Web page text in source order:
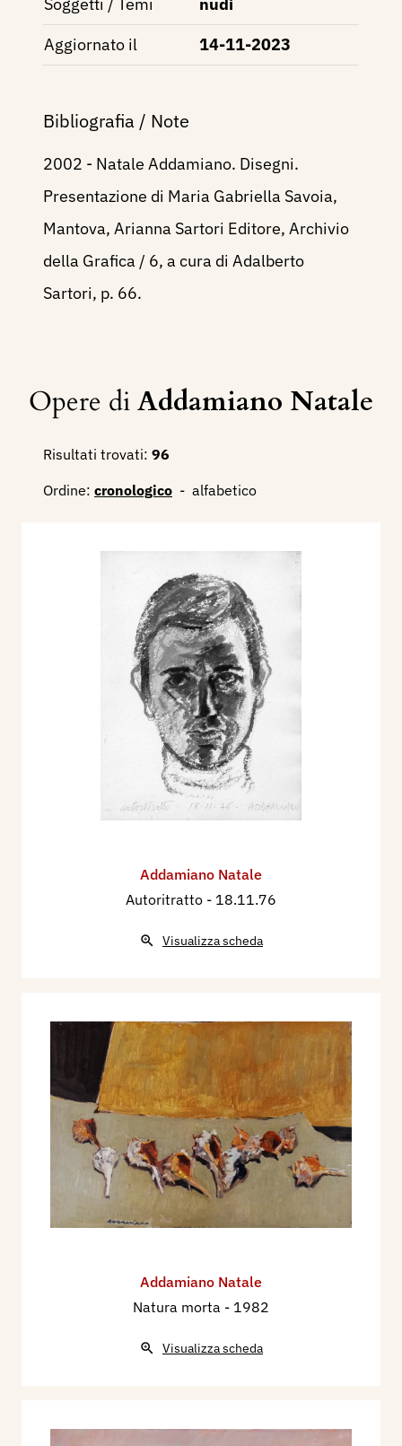
Aggiornato il
14-11-2023
Bibliografia / Note
2002 - Natale Addamiano. Disegni.
Presentazione di Maria Gabriella Savoia,
Mantova, Arianna Sartori Editore, Archivio
della Grafica / 6, a cura di Adalberto
Sartori, p. 66.
Opere diAddamiano Natale
Risultati trovati: 96
Ordine: cronologico - alfabetico
Addamiano Natale
Autoritratto - 18.11.76
Visualizza scheda
Addamiano Natale
Natura morta - 1982
Visualizza scheda